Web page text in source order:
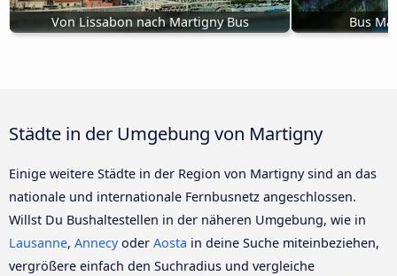
Von Lissabon nach Martigny Bus Bus
Städte in der Umgebung von Martigny
Einige weitere Städte in der Region von Martigny sind an das
nationale und internationale Fernbusnetz angeschlossen.
Willst Du Bushaltestellen in der näheren Umgebung, wie in
Lausanne, Annecyoder Aosta in deine Suche miteinbeziehen,
vergrößere einfach den Suchradius und vergleiche